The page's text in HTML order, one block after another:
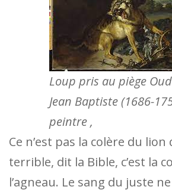
Loup pris au piège
Jean Baptiste (1686-
peintre ,
Ce n’est pas la colère du lion
terrible, dit la Bible, c’est la
l’agneau. Le sang du juste